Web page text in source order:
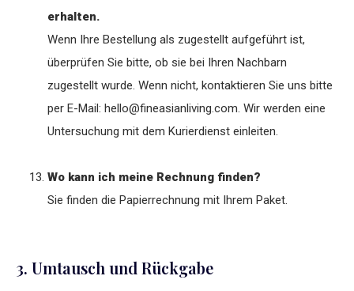
erhalten.
Wenn Ihre Bestellung als zugestellt aufgeführt ist,
überprüfen Sie bitte, ob sie bei Ihren Nachbarn
zugestellt wurde. Wenn nicht, kontaktieren Sie uns bitte
per E-Mail: hello@fineasianliving.com. Wir werden eine
Untersuchung mit dem Kurierdienst einleiten.
Wo kann ich meine Rechnung finden?
Sie finden die Papierrechnung mit Ihrem Paket.
3. Umtausch und Rückgabe